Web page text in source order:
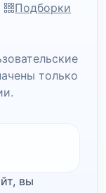
Подборки
только
вы